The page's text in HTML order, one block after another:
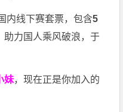
内线下赛套票，包含5
助力国人乘风破浪，于
妹，现在正是你加入的